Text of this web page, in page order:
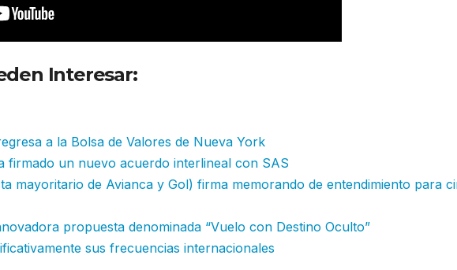
Interesar:
a la Bolsa de Valores de Nueva York
firmado un nuevo acuerdo interlineal con SAS
mayoritario de Avianca y Gol) firma memorando de entendimiento para
propuesta denominada “Vuelo con Destino Oculto”
sus frecuencias internacionales